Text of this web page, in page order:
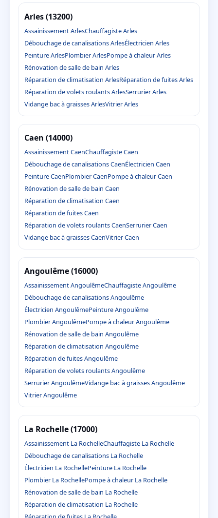
Arles (13200)
Assainissement ArlesChauffagiste Arles
Débouchage de canalisations ArlesÉlectricien Arles
Peinture ArlesPlombier ArlesPompe à chaleur Arles
Rénovation de salle de bain Arles
Réparation de climatisation ArlesRéparation de fuites Arles
Réparation de volets roulants ArlesSerrurier Arles
Vidange bac à graisses ArlesVitrier Arles
Caen (14000)
Assainissement CaenChauffagiste Caen
Débouchage de canalisations CaenÉlectricien Caen
Peinture CaenPlombier CaenPompe à chaleur Caen
Rénovation de salle de bain Caen
Réparation de climatisation Caen
Réparation de fuites Caen
Réparation de volets roulants CaenSerrurier Caen
Vidange bac à graisses CaenVitrier Caen
Angoulême (16000)
Assainissement AngoulêmeChauffagiste Angoulême
Débouchage de canalisations Angoulême
Électricien AngoulêmePeinture Angoulême
Plombier AngoulêmePompe à chaleur Angoulême
Rénovation de salle de bain Angoulême
Réparation de climatisation Angoulême
Réparation de fuites Angoulême
Réparation de volets roulants Angoulême
Serrurier AngoulêmeVidange bac à graisses Angoulême
Vitrier Angoulême
La Rochelle (17000)
Assainissement La RochelleChauffagiste La Rochelle
Débouchage de canalisations La Rochelle
Électricien La RochellePeinture La Rochelle
Plombier La RochellePompe à chaleur La Rochelle
Rénovation de salle de bain La Rochelle
Réparation de climatisation La Rochelle